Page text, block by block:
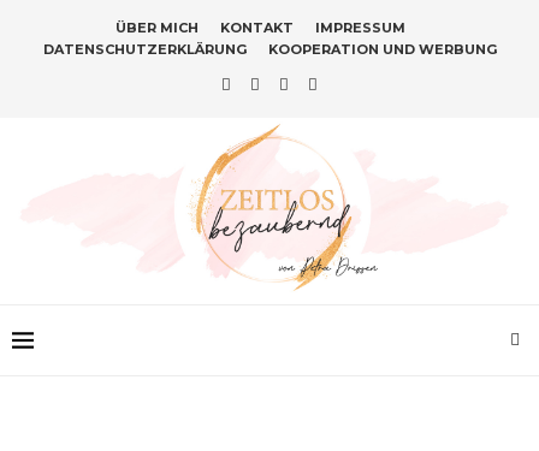
ÜBER MICH KONTAKT
IMPRESSUM
DATENSCHUTZERKLÄRUNG
KOOPERATION UND WERBUNG